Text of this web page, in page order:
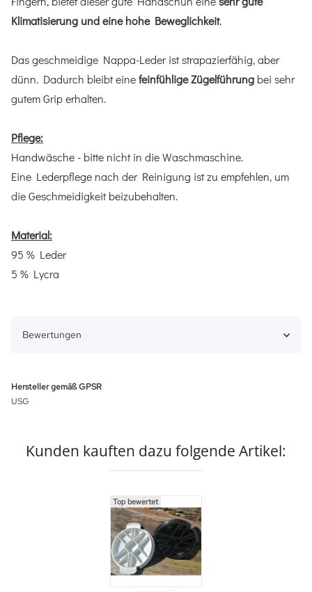
Klimatisierung und eine hohe Beweglichkeit.
Das geschmeidige Nappa-Leder ist strapazierfähig, aber
dünn. Dadurch bleibt einefeinfühlige Zügelführung bei sehr
gutem Grip erhalten.
Pflege:
Handwäsche - bitte nicht in die Waschmaschine.
Eine Lederpflege nach der Reinigung ist zu empfehlen, um
die Geschmeidigkeit beizubehalten.
Material:
95 % Leder
5 % Lycra
Bewertungen
Hersteller gemäß GPSR
USG
Kunden kauften dazu folgende Artikel:
Top bewertet